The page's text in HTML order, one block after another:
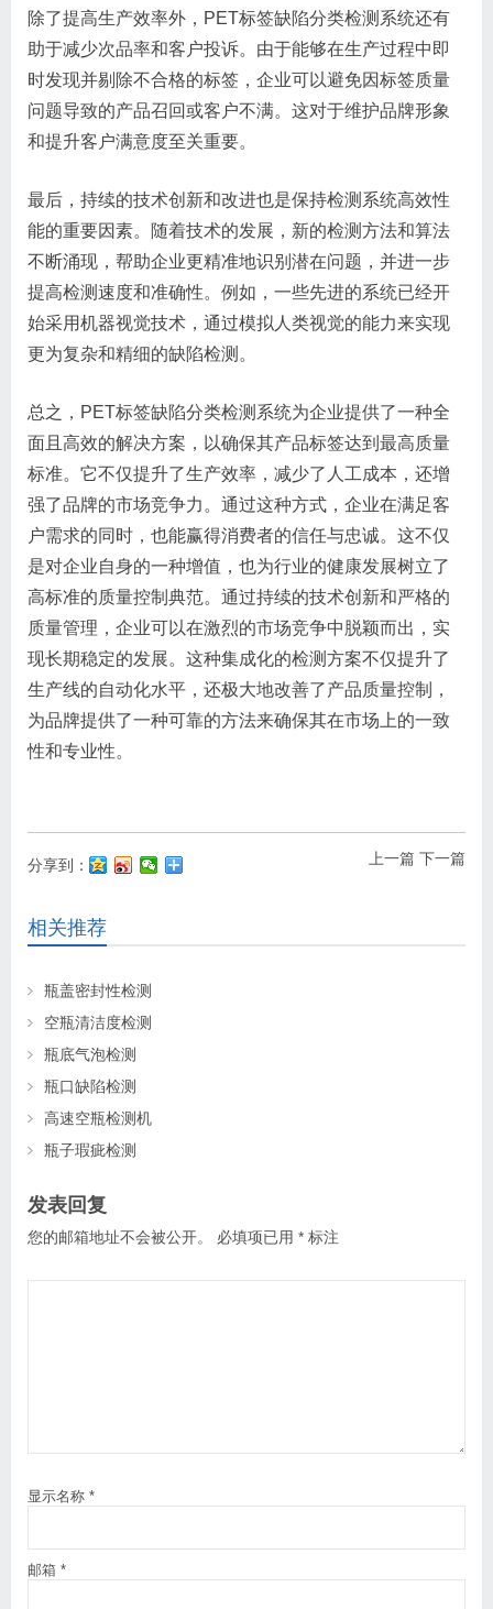
除了提高生产效率外，PET标签缺陷分类检测系统还有
助于减少次品率和客户投诉。由于能够在生产过程中即
时发现并剔除不合格的标签，企业可以避免因标签质量
问题导致的产品召回或客户不满。这对于维护品牌形象
和提升客户满意度至关重要。
最后，持续的技术创新和改进也是保持检测系统高效性
能的重要因素。随着技术的发展，新的检测方法和算法
不断涌现，帮助企业更精准地识别潜在问题，并进一步
提高检测速度和准确性。例如，一些先进的系统已经开
始采用机器视觉技术，通过模拟人类视觉的能力来实现
更为复杂和精细的缺陷检测。
总之，PET标签缺陷分类检测系统为企业提供了一种全
面且高效的解决方案，以确保其产品标签达到最高质量
标准。它不仅提升了生产效率，减少了人工成本，还增
强了品牌的市场竞争力。通过这种方式，企业在满足客
户需求的同时，也能赢得消费者的信任与忠诚。这不仅
是对企业自身的一种增值，也为行业的健康发展树立了
高标准的质量控制典范。通过持续的技术创新和严格的
质量管理，企业可以在激烈的市场竞争中脱颖而出，实
现长期稳定的发展。这种集成化的检测方案不仅提升了
生产线的自动化水平，还极大地改善了产品质量控制，
为品牌提供了一种可靠的方法来确保其在市场上的一致
性和专业性。
上一篇 下一篇
分享到：
相关推荐
瓶盖密封性检测
空瓶清洁度检测
瓶底气泡检测
瓶口缺陷检测
高速空瓶检测机
瓶子瑕疵检测
发表回复
您的邮箱地址不会被公开。 必填项已用 * 标注
显示名称 *
邮箱 *